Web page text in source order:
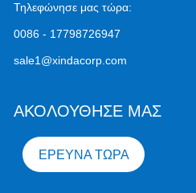
Τηλεφώνησε μας τώρα:
0086 - 17798726947
sale1@xindacorp.com
ΑΚΟΛΟΥΘΗΣΕ ΜΑΣ
ΈΡΕΥΝΑ ΤΏΡΑ